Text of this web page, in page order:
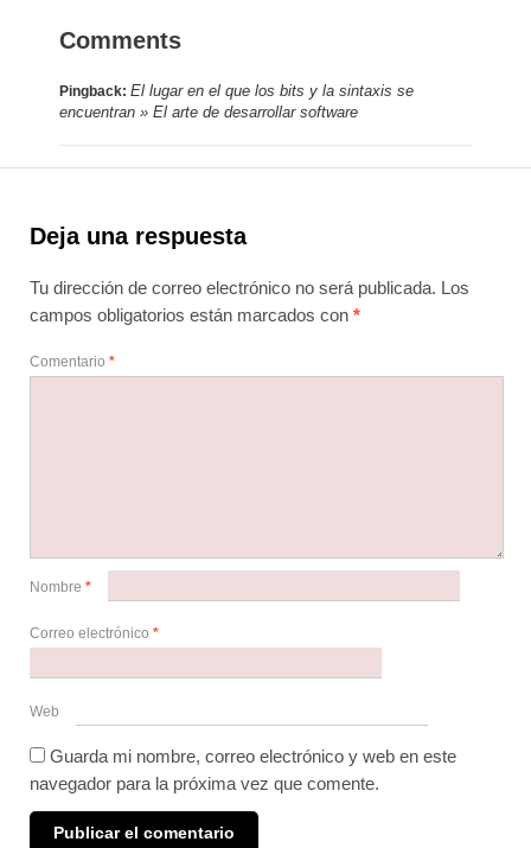
Comments
Pingback: El lugar en el que los bits y la sintaxis se
encuentran » El arte de desarrollar software
Deja una respuesta
Tu dirección de correo electrónico no será publicada. Los
campos obligatorios están marcados con *
Comentario *
Nombre *
Correo electrónico *
Web
Guarda mi nombre, correo electrónico y web en este
navegador para la próxima vez que comente.